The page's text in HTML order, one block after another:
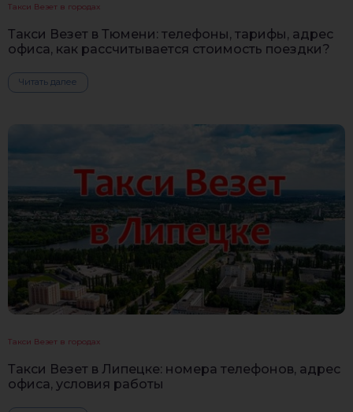
Такси Везет в городах
Такси Везет в Тюмени: телефоны, тарифы, адрес
офиса, как рассчитывается стоимость поездки?
Читать далее
Такси Везет в городах
Такси Везет в Липецке: номера телефонов, адрес
офиса, условия работы